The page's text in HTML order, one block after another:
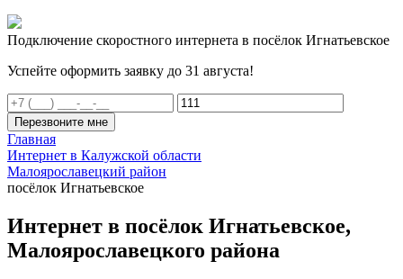
Подключение скоростного интернета в посёлок Игнатьевское
Успейте оформить заявку до 31 августа!
Перезвоните мне
Главная
Интернет в Калужской области
Малоярославецкий район
посёлок Игнатьевское
Интернет в посёлок Игнатьевское,
Малоярославецкого района